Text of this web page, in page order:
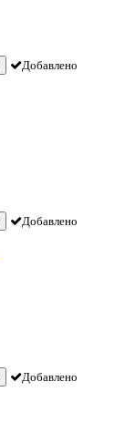
Добавлено
Добавлено
Добавлено